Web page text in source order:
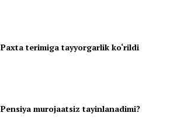
Paxta terimiga tayyorgarlik ko‘rildi
Pensiya murojaatsiz tayinlanadimi?